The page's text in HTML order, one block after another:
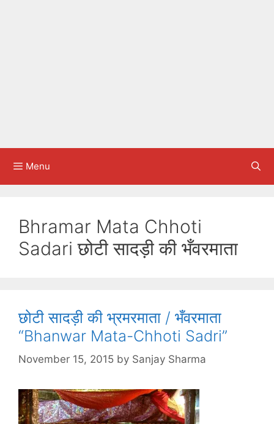
Menu
Bhramar Mata Chhoti
Sadari छोटी सादड़ी की भँवरमाता
छोटी सादड़ी की भ्रमरमाता / भँवरमाता
“Bhanwar Mata-Chhoti Sadri”
November 15, 2015 by Sanjay Sharma